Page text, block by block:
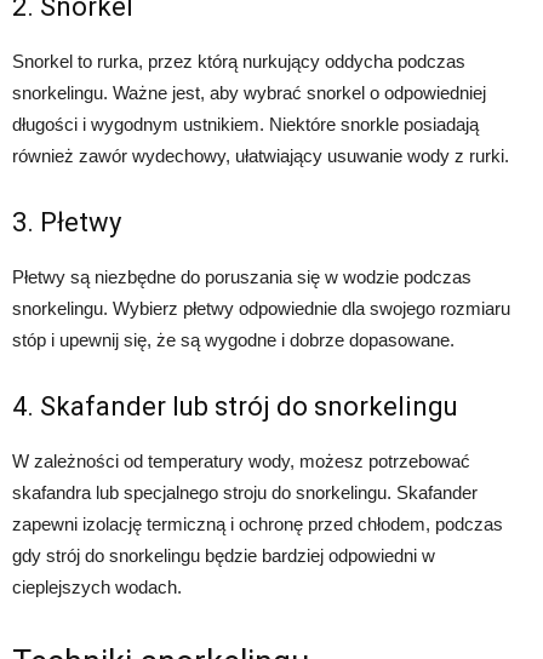
2. Snorkel
Snorkel to rurka, przez którą nurkujący oddycha podczas
snorkelingu. Ważne jest, aby wybrać snorkel o odpowiedniej
długości i wygodnym ustnikiem. Niektóre snorkle posiadają
również zawór wydechowy, ułatwiający usuwanie wody z rurki.
3. Płetwy
Płetwy są niezbędne do poruszania się w wodzie podczas
snorkelingu. Wybierz płetwy odpowiednie dla swojego rozmiaru
stóp i upewnij się, że są wygodne i dobrze dopasowane.
4. Skafander lub strój do snorkelingu
W zależności od temperatury wody, możesz potrzebować
skafandra lub specjalnego stroju do snorkelingu. Skafander
zapewni izolację termiczną i ochronę przed chłodem, podczas
gdy strój do snorkelingu będzie bardziej odpowiedni w
cieplejszych wodach.